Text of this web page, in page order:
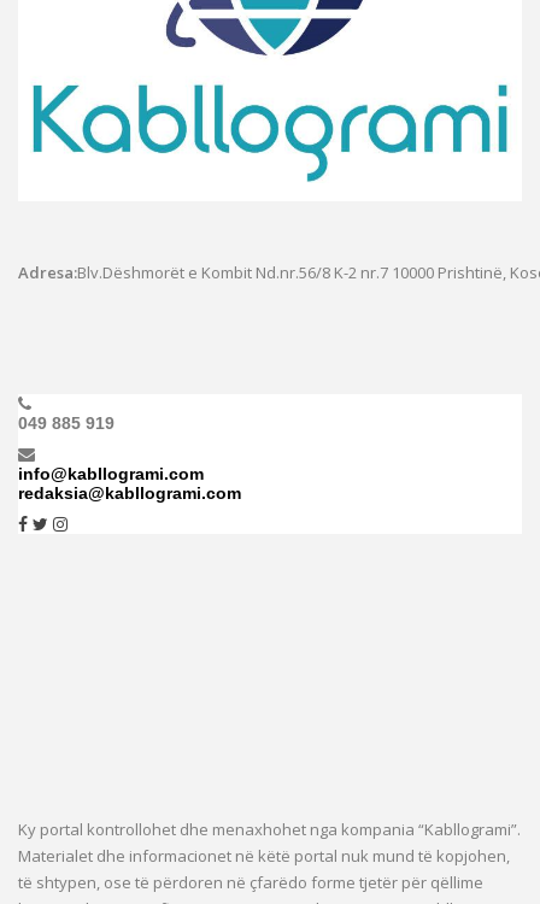
Adresa:Blv.Dëshmorët e Kombit Nd.nr.56/8 K-2 nr.7 10000 Prishtinë,
049 885 919
info@kabllogrami.com
redaksia@kabllogrami.com
Ky portal kontrollohet dhe menaxhohet nga kompania “Kabllogrami”.
Materialet dhe informacionet në këtë portal nuk mund të kopjohen,
të shtypen, ose të përdoren në çfarëdo forme tjetër për qëllime